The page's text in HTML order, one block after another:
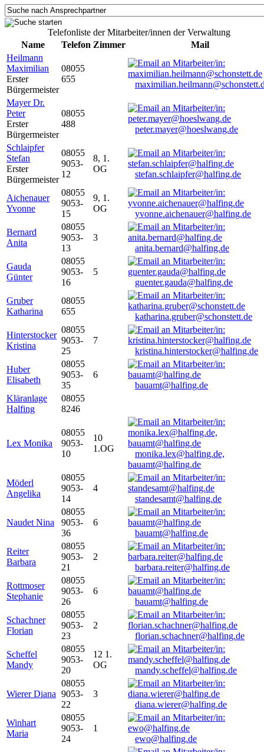
Telefonliste der Mitarbeiter/innen der Verwaltung
Name
Telefon Zimmer
Mail
Heilmann
Maximilian
Erster
Bürgermeister
08055
655
Mayer Dr.
Peter
Erster
Bürgermeister
08055
488
peter.mayer@hoeslwang.de
Schlaipfer
Stefan
Erster
Bürgermeister
08055
9053-
12
8, 1.
OG
stefan.schlaipfer@halfing.de
Aichenauer
Yvonne
08055
9053-
15
9, 1.
OG
yvonne.aichenauer@halfing.de
Bernard
Anita
08055
9053-
13
3
anita.bernard@halfing.de
Gauda
Günter
08055
9053-
16
5
guenter.gauda@halfing.de
Gruber
Katharina
08055
655
katharina.gruber@schonstett.de
Hinterstocker
Kristina
08055
9053-
25
7
kristina.hinterstocker@halfing.de
Huber
Elisabeth
08055
9053-
35
6
bauamt@halfing.de
Kläranlage
Halfing
08055
8246
Lex Monika
08055
9053-
10
10
1.OG
monika.lex@halfing.de,
bauamt@halfing.de
Möderl
Angelika
08055
9053-
14
4
standesamt@halfing.de
Naudet Nina
08055
9053-
36
6
bauamt@halfing.de
Reiter
Barbara
08055
9053-
21
2
barbara.reiter@halfing.de
Rottmoser
Stephanie
08055
9053-
26
6
bauamt@halfing.de
Schachner
Florian
08055
9053-
23
2
florian.schachner@halfing.de
Scheffel
Mandy
08055
9053-
20
12 1.
OG
mandy.scheffel@halfing.de
Wierer Diana
08055
9053-
22
3
diana.wierer@halfing.de
Winhart
Maria
08055
9053-
24
1
ewo@halfing.de